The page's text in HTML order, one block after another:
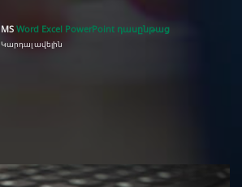
MS Word Excel PowerPoint դասընթաց
Կարդալ ավելին